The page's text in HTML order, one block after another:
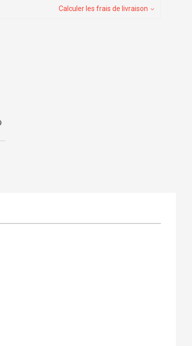
Calculer les frais de livraison